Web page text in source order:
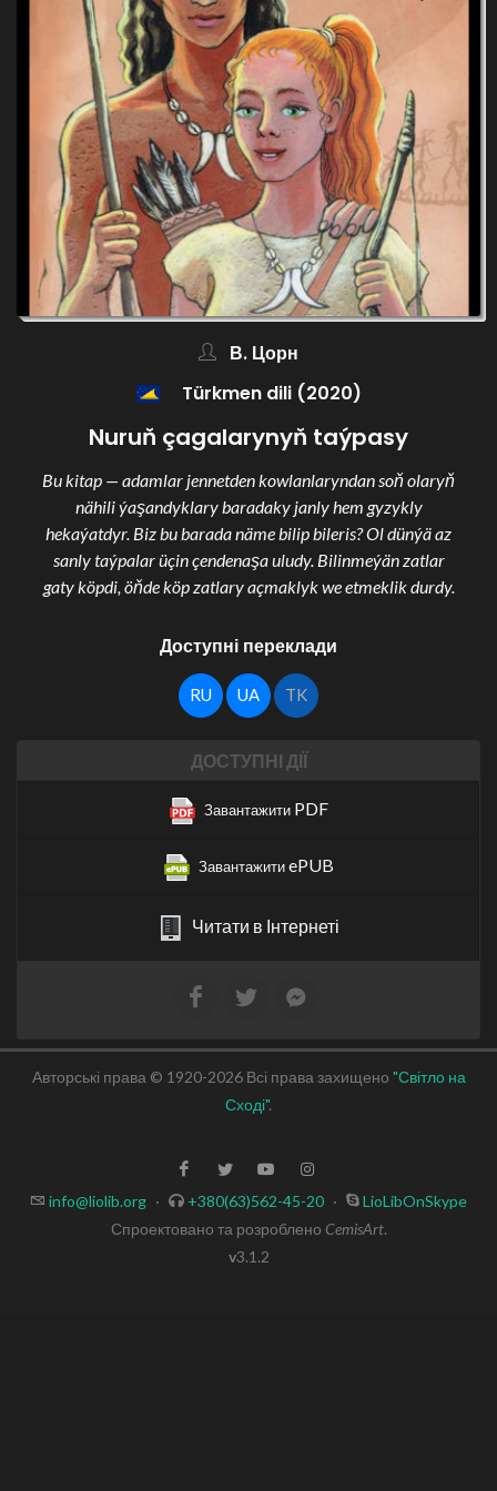
В. Цорн
Türkmen dili (2020)
Nuruň çagalarynyň taýpasy
Bu kitap — adamlar jennetden kowlanlaryndan soň olaryň
nähili ýaşandyklary baradaky janly hem gyzykly
hekaýatdyr. Biz bu barada näme bilip bileris? Ol dünýä az
sanly taýpalar üçin çendenaşa uludy. Bilinmeýän zatlar
gaty köpdi, öňde köp zatlary açmaklyk we etmeklik durdy.
Доступні переклади
RU UA TK
ДОСТУПНІ ДІЇ
ЗавантажитиPDF
ЗавантажитиePUB
Читати в Інтернеті
Авторські права © 1920-2026 Всі права захищено "Світло на
Сході".
info@liolib.org · +380(63)562-45-20 ·
LioLibOnSkype
Спроектовано та розроблено CemisArt.
v3.1.2